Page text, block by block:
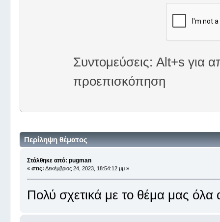
Συντομεύσεις: Alt+s για
προεπισκόπηση
Περίληψη θέματος
Στάλθηκε από: pugman
« στις: Δεκέμβριος 24, 2023, 18:54:12 μμ »
Πολύ σχετικά με το θέμα μας όλα